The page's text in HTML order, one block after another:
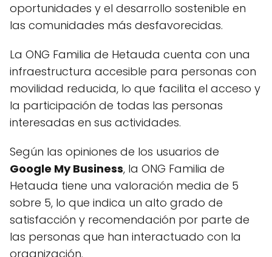
oportunidades y el desarrollo sostenible en
las comunidades más desfavorecidas.
La ONG Familia de Hetauda cuenta con una
infraestructura accesible para personas con
movilidad reducida, lo que facilita el acceso y
la participación de todas las personas
interesadas en sus actividades.
Según las opiniones de los usuarios de
Google My Business, la ONG Familia de
Hetauda tiene una valoración media de 5
sobre 5, lo que indica un alto grado de
satisfacción y recomendación por parte de
las personas que han interactuado con la
organización.